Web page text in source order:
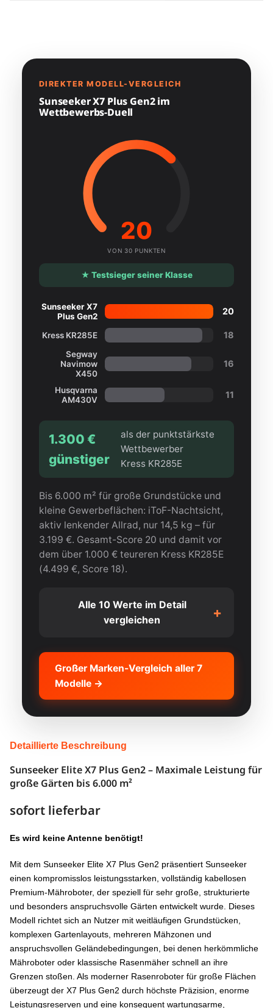
DIREKTER MODELL-VERGLEICH
Sunseeker X7 Plus Gen2 im
Wettbewerbs-Duell
20
VON 30 PUNKTEN
★ Testsieger seiner Klasse
Sunseeker X7
Plus Gen2
20
Kress KR285E 18
Segway
Navimow
X450
16
Husqvarna
AM430V
11
1.300 €
günstiger
als der punktstärkste
Wettbewerber
Kress KR285E
Bis 6.000 m² für große Grundstücke und
kleine Gewerbeflächen: iToF-Nachtsicht,
aktiv lenkender Allrad, nur 14,5 kg – für
3.199 €. Gesamt-Score 20 und damit vor
dem über 1.000 € teureren Kress KR285E
(4.499 €, Score 18).
Alle 10 Werte im Detail
vergleichen
+
KRITERIUM
SUNSEEKER X7
PLUS GEN2
FLÄCHE
HINDERNISERKENNUNG Binokular + iToF
NACHTSICHT
KANTENSCHNITT Nein
GERÄUSCH 60 dB
4G INKL. 5 Jahre
PREIS 3.199 €
GESAMT-SCORE 20
Großer Marken-Vergleich aller 7
Modelle →
Detaillierte Beschreibung
Sunseeker Elite X7 Plus Gen2 – Maximale Leistung für
große Gärten bis 6.000 m²
sofort lieferbar
Es wird keine Antenne benötigt!
Mit dem Sunseeker Elite X7 Plus Gen2 präsentiert Sunseeker
einen kompromisslos leistungsstarken, vollständig kabellosen
Premium-Mähroboter, der speziell für sehr große, strukturierte
und besonders anspruchsvolle Gärten entwickelt wurde. Dieses
Modell richtet sich an Nutzer mit weitläufigen Grundstücken,
komplexen Gartenlayouts, mehreren Mähzonen und
anspruchsvollen Geländebedingungen, bei denen herkömmliche
Mähroboter oder klassische Rasenmäher schnell an ihre
Grenzen stoßen. Als moderner Rasenroboter für große Flächen
überzeugt der X7 Plus Gen2 durch höchste Präzision, enorme
Leistungsreserven und eine konsequent wartungsarme,